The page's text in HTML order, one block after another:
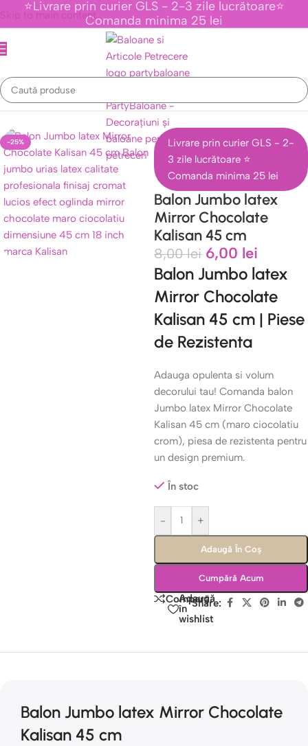
Skip to main content
⭐Livrare prin curier GLS - 2-3 zile lucrătoare⭐
Comanda minima 25 lei
Prima pagină/Baloane Latex Kalisan/Baloane Jumbo Kalisan 45 cm
-25%
Livrare prin curier GLS - 2-
3 zile lucrătoare ⭐
Comanda minima 25 lei
Balon Jumbo latex
Mirror Chocolate
Kalisan 45 cm
8,00lei 6,00 lei
Balon Jumbo latex
Mirror Chocolate
Kalisan 45 cm | Piese
de Rezistenta
Adauga opulenta si volum
decorului tau! Comanda balon
Jumbo latex Mirror Chocolate
Kalisan 45 cm (maro ciocolatiu
crom), piesa de rezistenta pentru
un design premium.
În stoc
- +
Adaugă În Coș
Cumpără Acum
Compară
Adaugă
în
wishlist
Share:
Balon Jumbo latex Mirror Chocolate
Kalisan 45 cm